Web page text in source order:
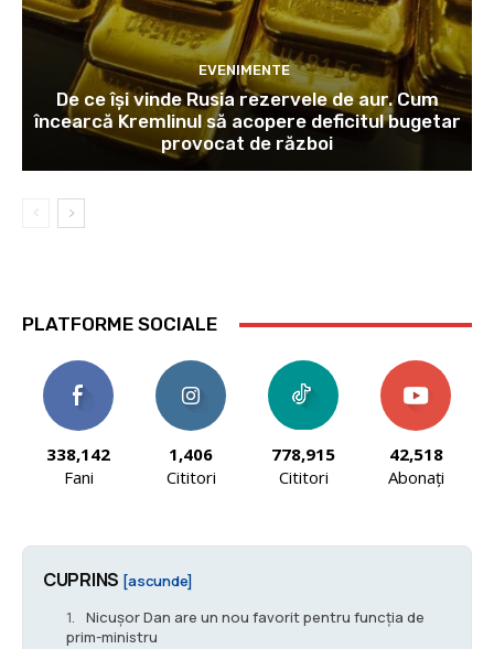
EVENIMENTE
De ce își vinde Rusia rezervele de aur. Cum
încearcă Kremlinul să acopere deficitul bugetar
provocat de război
PLATFORME SOCIALE
338,142
Fani
1,406
Cititori
778,915
Cititori
42,518
Abonați
CUPRINS [ascunde]
Nicușor Dan are un nou favorit pentru funcţia de
prim-ministru